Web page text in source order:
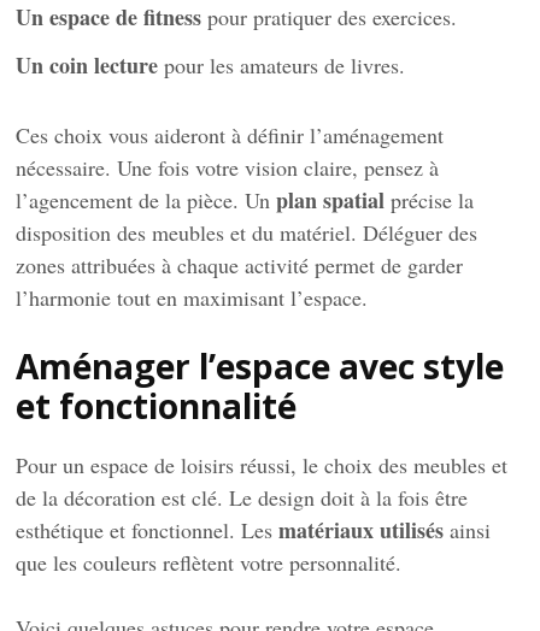
Un espace de fitness pour pratiquer des exercices.
Un coin lecture pour les amateurs de livres.
Ces choix vous aideront à définir l’aménagement
nécessaire. Une fois votre vision claire, pensez à
l’agencement de la pièce. Unplan spatial précise la
disposition des meubles et du matériel. Déléguer des
zones attribuées à chaque activité permet de garder
l’harmonie tout en maximisant l’espace.
Aménager l’espace avec style
et fonctionnalité
Pour un espace de loisirs réussi, le choix des meubles et
de la décoration est clé. Le design doit à la fois être
esthétique et fonctionnel. Lesmatériaux utilisés ainsi
que les couleurs reflètent votre personnalité.